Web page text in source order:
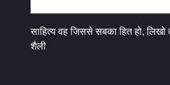
साहित्य वह जिससे सबका हित हो,
शैली